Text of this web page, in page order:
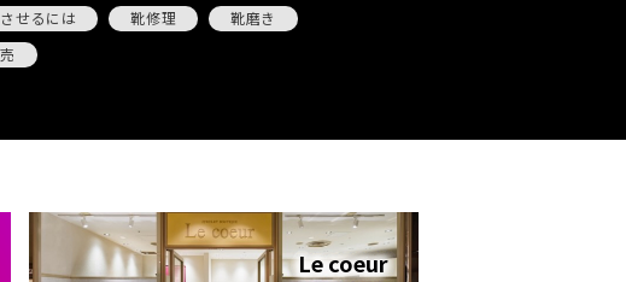
せるには 靴修理
靴磨き
Le coeur